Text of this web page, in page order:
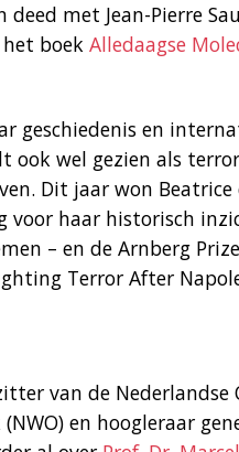
met Jean-Pierre
boek Alledaagse
geschiedenis en
wel gezien als
Dit jaar won
voor haar historisch
– en de Arnberg
Terror After
van de Nederlandse
en hoogleraar